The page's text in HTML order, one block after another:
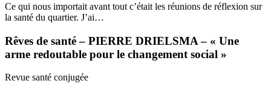
Ce qui nous importait avant tout c’était les réunions de réflexion sur
la santé du quartier. J’ai…
Rêves de santé – PIERRE DRIELSMA – « Une
arme redoutable pour le changement social »
Revue santé conjugée